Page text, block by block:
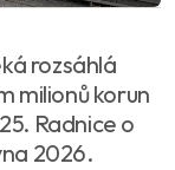
rozsáhlá
milionů korun
Radnice o
2026.